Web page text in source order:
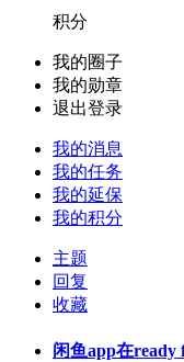
积分
我的圈子
我的勋章
退出登录
我的消息
我的任务
我的延保
我的积分
主题
回复
收藏
闲鱼app在